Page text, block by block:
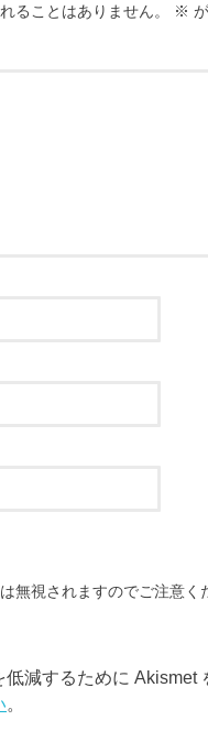
ることはありません。 ※
無視されますのでご注意く
減するために Akismet
。